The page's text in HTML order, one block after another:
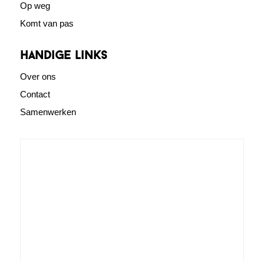
Op weg
Komt van pas
Handige links
Over ons
Contact
Samenwerken